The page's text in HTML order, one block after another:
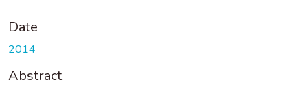
Date
2014
Abstract